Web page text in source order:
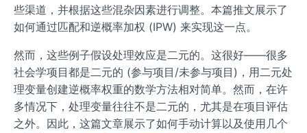
些渠道，并根据这些混杂因素进行调整。本篇推文展示了
如何通过匹配和逆概率加权 (IPW) 来实现这一点。
然而，这些例子假设处理效应是二元的。这很好——很多
社会学项目都是二元的 (参与项目/未参与项目)，用二元处
理变量创建逆概率权重的数学方法相对简单。然而，在许
多情况下，处理变量往往不是二元的，尤其是在项目评估
之外。因此，这篇文章展示了如何手动计算以及使用几个